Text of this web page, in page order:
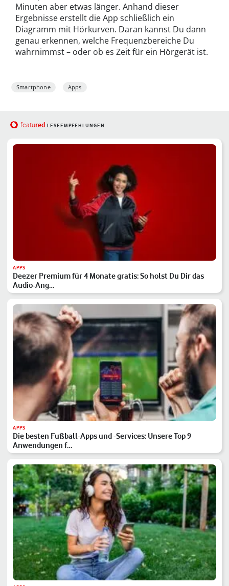
Minuten aber etwas länger. Anhand dieser
Ergebnisse erstellt die App schließlich ein
Diagramm mit Hörkurven. Daran kannst Du dann
genau erkennen, welche Frequenzbereiche Du
wahrnimmst – oder ob es Zeit für ein Hörgerät ist.
Smartphone Apps
featured LESEEMPFEHLUNGEN
APPS
Deezer Premium für 4 Monate gratis: So holst Du Dir das
Audio-Ang…
APPS
Die besten Fußball-Apps und -Services: Unsere Top 9
Anwendungen f…